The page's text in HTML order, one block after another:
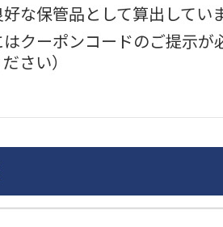
な保管品として算出してい
クーポンコードのご提示が
さい）